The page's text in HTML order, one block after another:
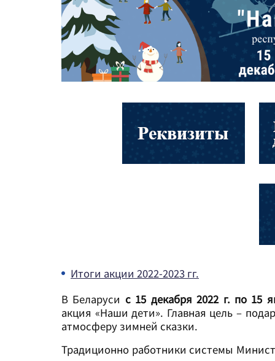
Итоги акции 2022-2023 гг.
В Беларуси с 15 декабря 2022 г. по 15
акция «Наши дети». Главная цель –
атмосферу зимней сказки.
Традиционно работники системы